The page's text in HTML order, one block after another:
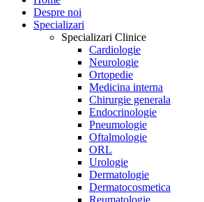
Despre noi
Specializari
Specializari Clinice
Cardiologie
Neurologie
Ortopedie
Medicina interna
Chirurgie generala
Endocrinologie
Pneumologie
Oftalmologie
ORL
Urologie
Dermatologie
Dermatocosmetica
Reumatologie